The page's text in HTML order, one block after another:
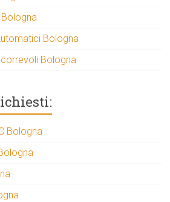
Bologna
Bologna
Bologna